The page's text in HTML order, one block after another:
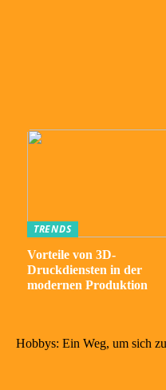
TRENDS
Vorteile von 3D-
Druckdiensten in der
modernen Produktion
Hobbys: Ein Weg, um sich